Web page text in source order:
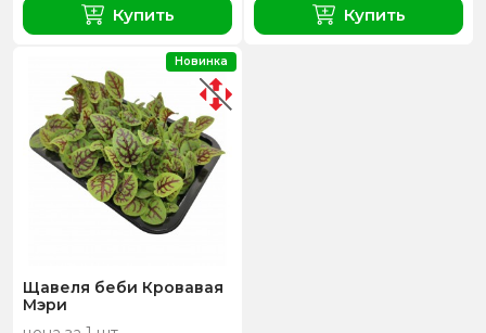
Купить Купить
Щавеля беби Кровавая
Мэри
Новинка